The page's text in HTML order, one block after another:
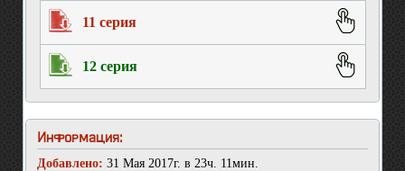
11 серия
12 серия
Информация:
Добавлено: 31 Мая 2017г. в 23ч. 11мин.